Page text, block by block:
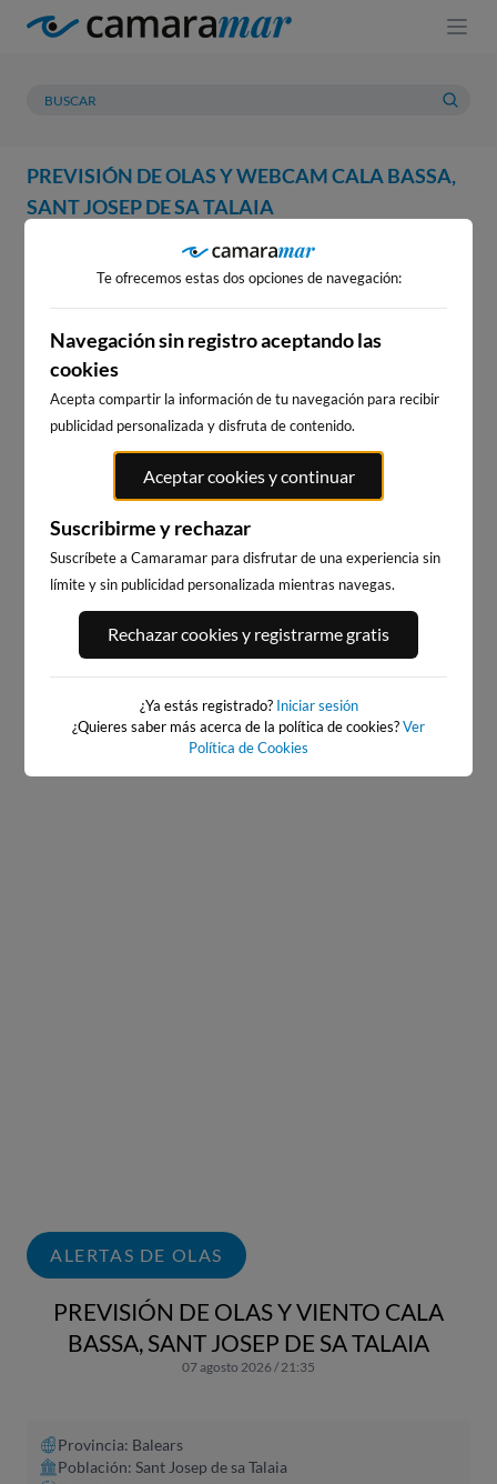
PREVISIÓN DE OLAS Y WEBCAM CALA BASSA,
SANT JOSEP DE SA TALAIA
PREVISIÓN METEOROLOGÍA
WEBCAM CALA BASSA, SANT
JOSEP DE SA TALAIA
WEBCAMS CERCANAS
PLAYA DE LA GRAVA
94km · Xàbia-Jávea
0.1 m CHOPI
PLAYA DE PILES
0.1 m CHOPI
ALERTAS DE OLAS
PREVISIÓN DE OLAS Y VIENTO CALA
BASSA, SANT JOSEP DE SA TALAIA
07 agosto 2026 / 21:35
Provincia: Balears
Población: Sant Josep de sa Talaia
Te ofrecemos estas dos opciones de navegación:
Navegación sin registro aceptando las
cookies
Acepta compartir la información de tu navegación para recibir
publicidad personalizada y disfruta de contenido.
Aceptar cookies y continuar
Suscribirme y rechazar
Suscríbete a Camaramar para disfrutar de una experiencia sin
límite y sin publicidad personalizada mientras navegas.
Rechazar cookies y registrarme gratis
¿Ya estás registrado? Iniciar sesión
¿Quieres saber más acerca de la política de cookies?Ver
Política de Cookies